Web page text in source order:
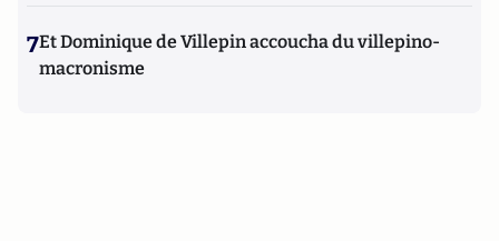
7Et Dominique de Villepin accoucha du villepino-
macronisme